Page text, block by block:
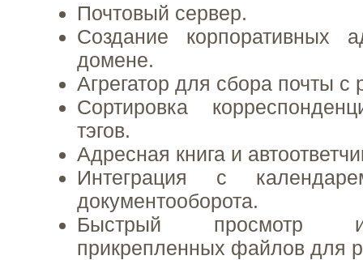
Почтовый сервер.
Создание корпоративных
домене.
Агрегатор для сбора почты с
Сортировка
тэгов.
Адресная книга и
Интеграция с
документооборота.
Быстрый просмотр
прикрепленных файлов для